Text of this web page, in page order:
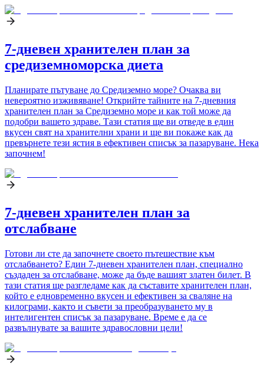
7-дневен хранителен план за
средиземноморска диета
Планирате пътуване до Средиземно море? Очаква ви
невероятно изживяване! Открийте тайните на 7-дневния
хранителен план за Средиземно море и как той може да
подобри вашето здраве. Тази статия ще ви отведе в един
вкусен свят на хранителни храни и ще ви покаже как да
превърнете тези ястия в ефективен списък за пазаруване. Нека
започнем!
7-дневен хранителен план за
отслабване
Готови ли сте да започнете своето пътешествие към
отслабването? Един 7-дневен хранителен план, специално
създаден за отслабване, може да бъде вашият златен билет. В
тази статия ще разгледаме как да съставите хранителен план,
който е едновременно вкусен и ефективен за сваляне на
килограми, както и съвети за преобразуването му в
интелигентен списък за пазаруване. Време е да се
развълнувате за вашите здравословни цели!